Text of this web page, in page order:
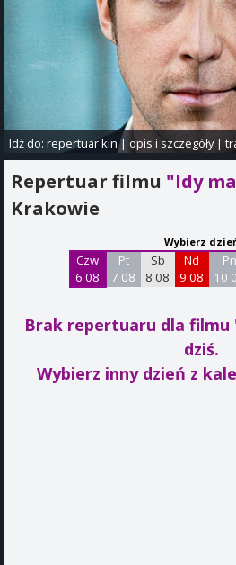
Idź do:repertuar kin|opis i szczegóły|
Repertuar filmu "Idy
Krakowie
Wybierz
Czw
6 08
Pt
7 08
Sb
8 08
Nd
9 08
Pn
10
Brak repertuaru dla filmu
dziś.
Wybierz inny dzień z